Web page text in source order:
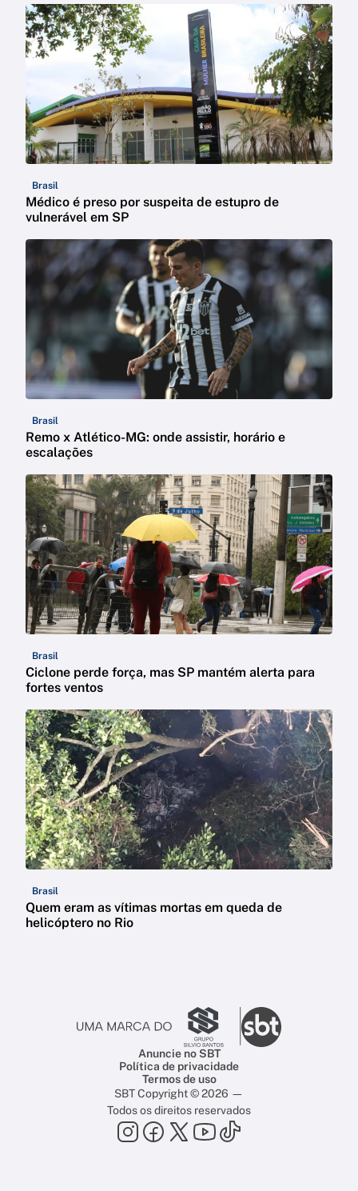
Brasil
Médico é preso por suspeita de estupro de
vulnerável em SP
Brasil
Remo x Atlético-MG: onde assistir, horário e
escalações
Brasil
Ciclone perde força, mas SP mantém alerta para
fortes ventos
Brasil
Quem eram as vítimas mortas em queda de
helicóptero no Rio
Anuncie no SBT
Política de privacidade
Termos de uso
SBT Copyright © 2026 —
Todos os direitos reservados